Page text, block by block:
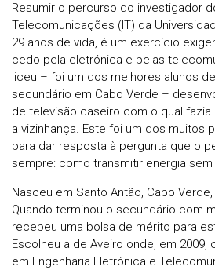
Resumir o percurso do investigador
Telecomunicações (IT) da
29 anos de vida, é um exercício
cedo pela eletrónica e pelas
liceu – foi um dos melhores alunos
secundário em Cabo Verde –
de televisão caseiro com o qual fazia
a vizinhança. Este foi um dos muitos
para dar resposta à pergunta que o
sempre: como transmitir energia
Nasceu em Santo Antão, Cabo
Quando terminou o secundário com
recebeu uma bolsa de mérito para
Escolheu a de Aveiro onde, em 2009,
em Engenharia Eletrónica e